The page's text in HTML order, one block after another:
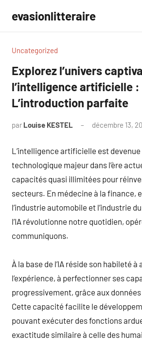
contenu
evasionlitteraire
Uncategorized
Explorez l’univers
l’intelligence artificielle :
L’introduction parfaite
par Louise KESTEL décembre 13,
L’intelligence artificielle est
technologique majeur dans l’ère
capacités quasi illimitées pour
secteurs. En médecine à la finance,
l’industrie automobile et l’industrie
l’IA révolutionne notre quotidien,
communiquons.
À la base de l’IA réside son habileté à
l’expérience, à perfectionner ses
progressivement, grâce aux données
Cette capacité facilite le
pouvant exécuter des fonctions
exactitude similaire à celle des